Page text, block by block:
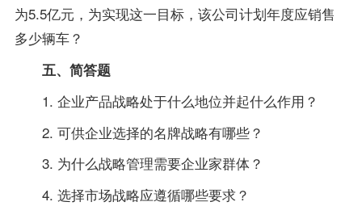
为5.5亿元，为实现这一目标，该公司计划年度应销售
多少辆车？
五、简答题
1. 企业产品战略处于什么地位并起什么作用？
2. 可供企业选择的名牌战略有哪些？
3. 为什么战略管理需要企业家群体？
4. 选择市场战略应遵循哪些要求？